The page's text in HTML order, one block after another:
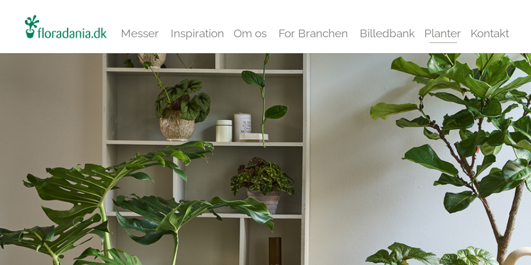
Messer Inspiration Om os For Branchen Billedbank Planter Kontakt